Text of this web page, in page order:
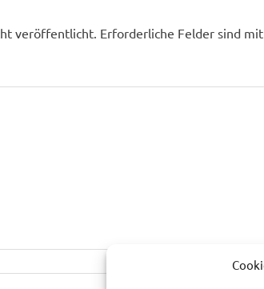
veröffentlicht. Erforderliche Felder sind mit